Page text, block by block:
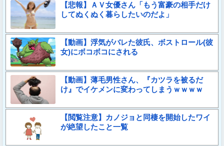
【悲報】ＡＶ女優さん「もう富豪の相手だけ
してぬくぬく暮らしたいのだよ」
【動画】浮気がバレた彼氏、ボストロール(彼
女)にボコボコにされる
【動画】薄毛男性さん、『カツラを被るだ
け』でイケメンに変わってしまうｗｗｗｗ
【閲覧注意】カノジョと同棲を開始したワイ
が絶望したこと一覧